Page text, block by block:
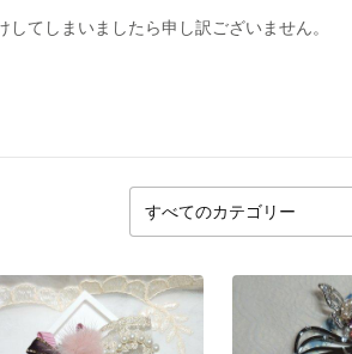
てしまいましたら申し訳ございません。